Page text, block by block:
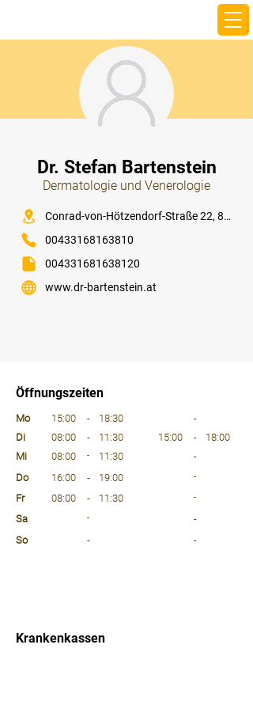
Dr. Stefan Bartenstein
Dermatologie und Venerologie
Conrad-von-Hötzendorf-Straße 22, 8010 Graz
00433168163810
004331681638120
www.dr-bartenstein.at
Öffnungszeiten
Mo
15:00 - 18:30
-
Di
08:00 - 11:30 15:00 -
18:00
Mi
08:00 - 11:30
-
Do
16:00 - 19:00 -
Fr 08:00 - 11:30 -
Sa -
-
So
-
-
Krankenkassen